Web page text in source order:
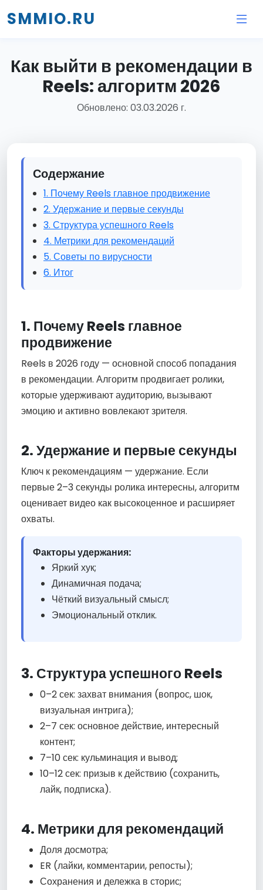
SMMIO.RU
Как выйти в рекомендации в
Reels: алгоритм 2026
Обновлено: 03.03.2026 г.
Содержание
1. Почему Reels главное продвижение
2. Удержание и первые секунды
3. Структура успешного Reels
4. Метрики для рекомендаций
5. Советы по вирусности
6. Итог
1. Почему Reels главное
продвижение
Reels в 2026 году — основной способ попадания
в рекомендации. Алгоритм продвигает ролики,
которые удерживают аудиторию, вызывают
эмоцию и активно вовлекают зрителя.
2. Удержание и первые секунды
Ключ к рекомендациям — удержание. Если
первые 2–3 секунды ролика интересны, алгоритм
оценивает видео как высокоценное и расширяет
охваты.
Факторы удержания:
Яркий хук;
Динамичная подача;
Чёткий визуальный смысл;
Эмоциональный отклик.
3. Структура успешного Reels
0–2 сек: захват внимания (вопрос, шок,
визуальная интрига);
2–7 сек: основное действие, интересный
контент;
7–10 сек: кульминация и вывод;
10–12 сек: призыв к действию (сохранить,
лайк, подписка).
4. Метрики для рекомендаций
Доля досмотра;
ER (лайки, комментарии, репосты);
Сохранения и дележка в сторис;